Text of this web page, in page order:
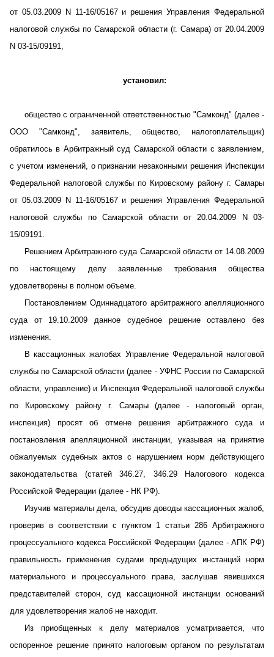
от 05.03.2009 N 11-16/05167 и решения Управления Федеральной
налоговой службы по Самарской области (г. Самара) от 20.04.2009
N 03-15/09191,
установил:
общество с ограниченной ответственностью "Самконд" (далее -
ООО "Самконд", заявитель, общество, налогоплательщик)
обратилось в Арбитражный суд Самарской области с заявлением,
с учетом изменений, о признании незаконными решения Инспекции
Федеральной налоговой службы по Кировскому району г. Самары
от 05.03.2009 N 11-16/05167 и решения Управления Федеральной
налоговой службы по Самарской области от 20.04.2009 N 03-
15/09191.
Решением Арбитражного суда Самарской области от 14.08.2009
по настоящему делу заявленные требования общества
удовлетворены в полном объеме.
Постановлением Одиннадцатого арбитражного апелляционного
суда от 19.10.2009 данное судебное решение оставлено без
изменения.
В кассационных жалобах Управление Федеральной налоговой
службы по Самарской области (далее - УФНС России по Самарской
области, управление) и Инспекция Федеральной налоговой службы
по Кировскому району г. Самары (далее - налоговый орган,
инспекция) просят об отмене решения арбитражного суда и
постановления апелляционной инстанции, указывая на принятие
обжалуемых судебных актов с нарушением норм действующего
законодательства (статей 346.27, 346.29 Налогового кодекса
Российской Федерации (далее - НК РФ).
Изучив материалы дела, обсудив доводы кассационных жалоб,
проверив в соответствии с пунктом 1 статьи 286 Арбитражного
процессуального кодекса Российской Федерации (далее - АПК РФ)
правильность применения судами предыдущих инстанций норм
материального и процессуального права, заслушав явившихся
представителей сторон, суд кассационной инстанции оснований
для удовлетворения жалоб не находит.
Из приобщенных к делу материалов усматривается, что
оспоренное решение принято налоговым органом по результатам